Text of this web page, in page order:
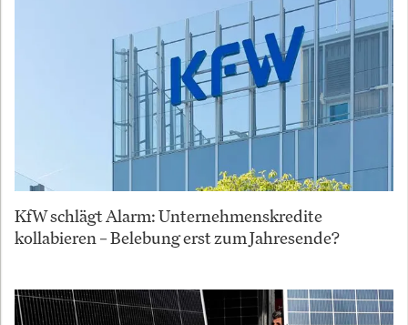
KfW schlägt Alarm: Unternehmenskredite
kollabieren – Belebung erst zum Jahresende?